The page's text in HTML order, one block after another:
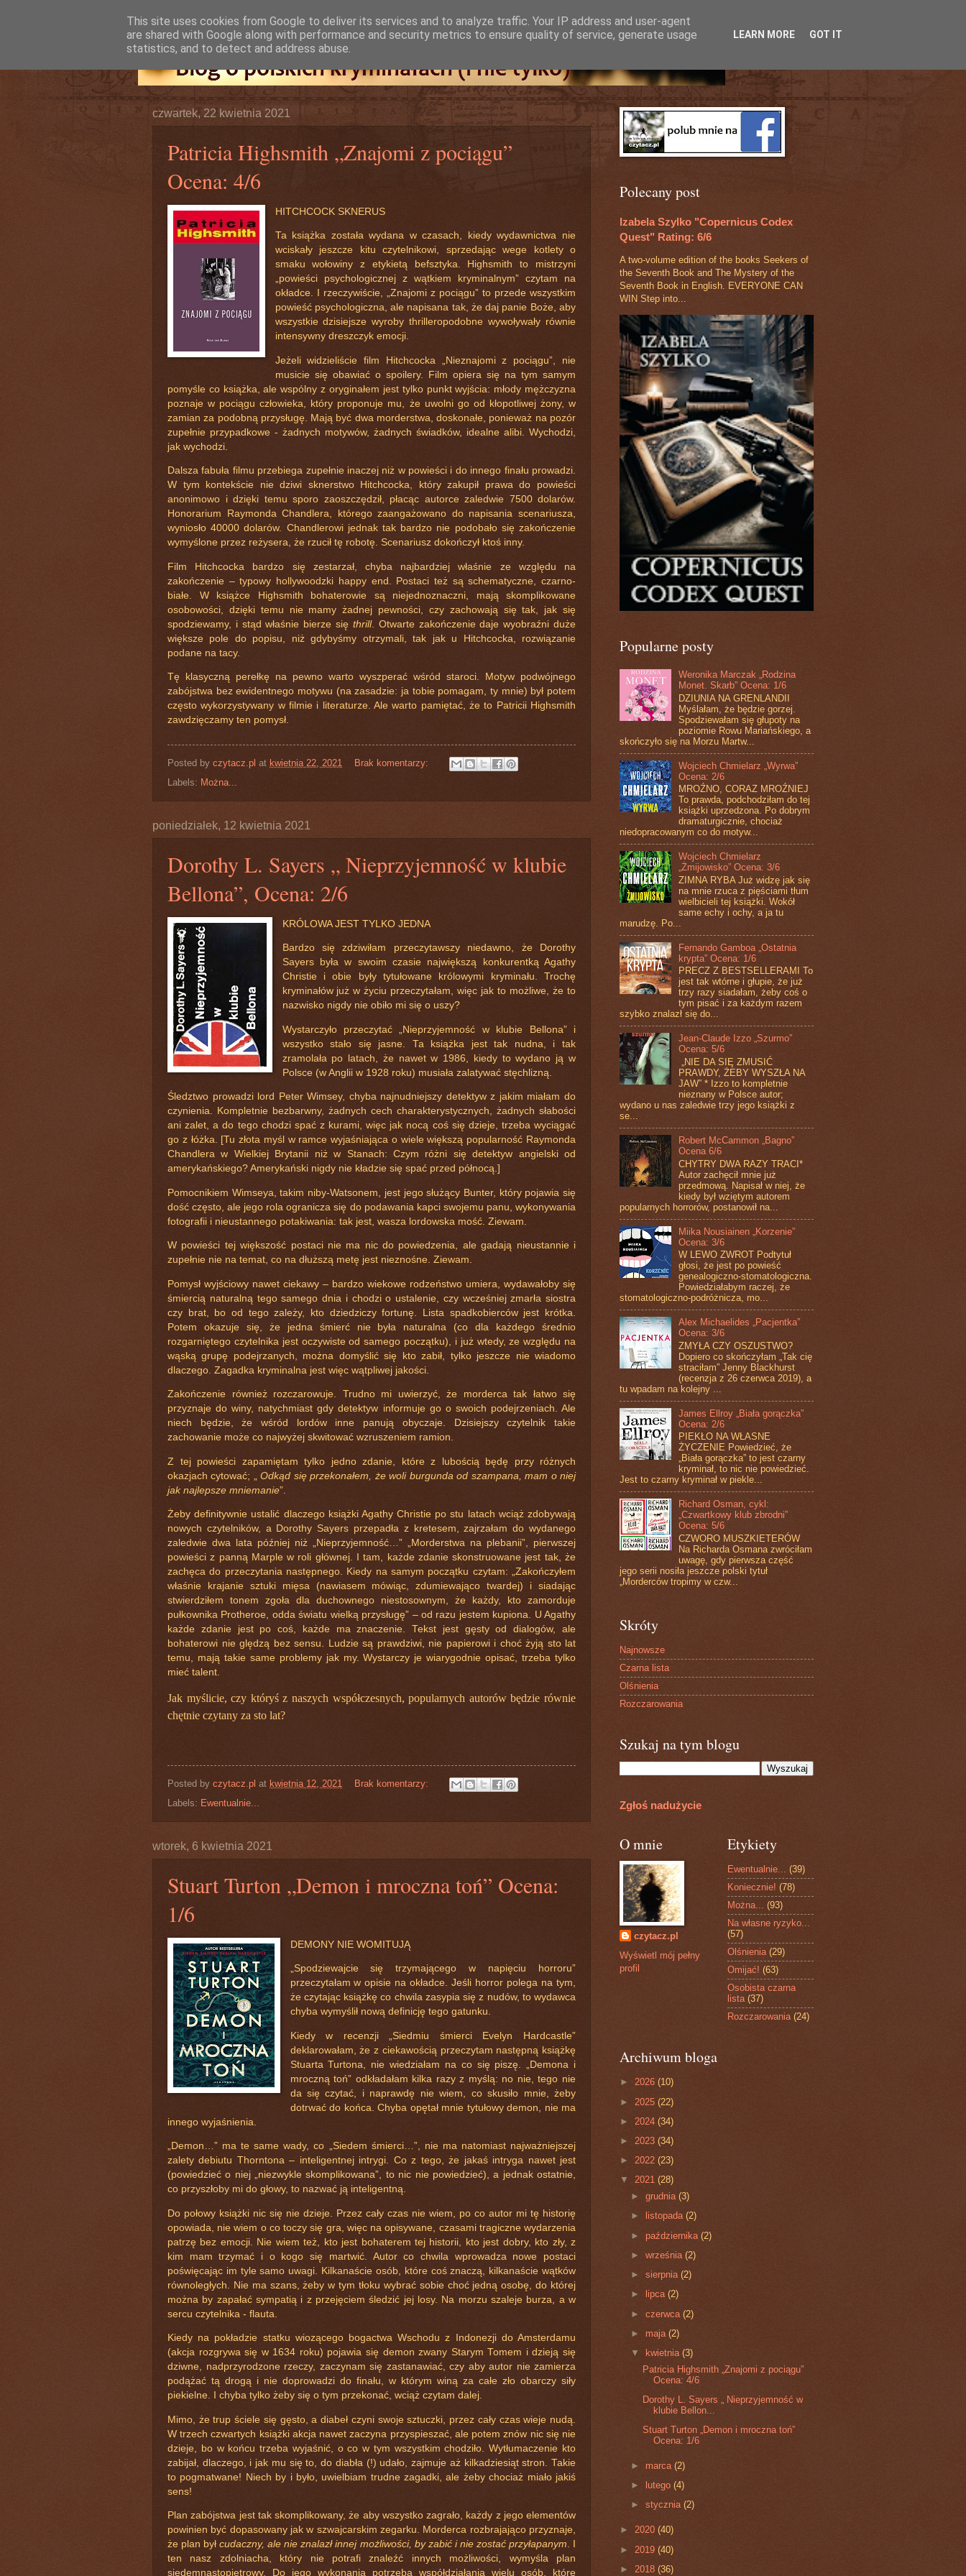
czwartek, 22 kwietnia 2021
Patricia Highsmith „Znajomi z pociągu”
Ocena: 4/6
HITCHCOCK SKNERUS
Ta książka została wydana w czasach, kiedy wydawnictwa nie
wciskały jeszcze kitu czytelnikowi, sprzedając wege kotlety o
smaku wołowiny z etykietą befsztyka. Highsmith to mistrzyni
„powieści psychologicznej z wątkiem kryminalnym” czytam na
okładce. I rzeczywiście, „Znajomi z pociągu” to przede wszystkim
powieść psychologiczna, ale napisana tak, że daj panie Boże, aby
wszystkie dzisiejsze wyroby thrilleropodobne wywoływały równie
intensywny dreszczyk emocji.
Jeżeli widzieliście film Hitchcocka „Nieznajomi z pociągu”, nie
musicie się obawiać o spoilery. Film opiera się na tym samym
pomyśle co książka, ale wspólny z oryginałem jest tylko punkt wyjścia: młody mężczyzna
poznaje w pociągu człowieka, który proponuje mu, że uwolni go od kłopotliwej żony, w
zamian za podobną przysługę. Mają być dwa morderstwa, doskonałe, ponieważ na pozór
zupełnie przypadkowe - żadnych motywów, żadnych świadków, idealne alibi. Wychodzi,
jak wychodzi.
Dalsza fabuła filmu przebiega zupełnie inaczej niż w powieści i do innego finału prowadzi.
W tym kontekście nie dziwi sknerstwo Hitchcocka, który zakupił prawa do powieści
anonimowo i dzięki temu sporo zaoszczędził, płacąc autorce zaledwie 7500 dolarów.
Honorarium Raymonda Chandlera, którego zaangażowano do napisania scenariusza,
wyniosło 40000 dolarów. Chandlerowi jednak tak bardzo nie podobało się zakończenie
wymyślone przez reżysera, że rzucił tę robotę. Scenariusz dokończył ktoś inny.
Film Hitchcocka bardzo się zestarzał, chyba najbardziej właśnie ze względu na
zakończenie – typowy hollywoodzki happy end. Postaci też są schematyczne, czarno-
białe. W książce Highsmith bohaterowie są niejednoznaczni, mają skomplikowane
osobowości, dzięki temu nie mamy żadnej pewności, czy zachowają się tak, jak się
spodziewamy, i stąd właśnie bierze się thrill. Otwarte zakończenie daje wyobraźni duże
większe pole do popisu, niż gdybyśmy otrzymali, tak jak u Hitchcocka, rozwiązanie
podane na tacy.
Tę klasyczną perełkę na pewno warto wyszperać wśród staroci. Motyw podwójnego
zabójstwa bez ewidentnego motywu (na zasadzie: ja tobie pomagam, ty mnie) był potem
często wykorzystywany w filmie i literaturze. Ale warto pamiętać, że to Patricii Highsmith
zawdzięczamy ten pomysł.
Posted by czytacz.pl at kwietnia 22, 2021
Brak komentarzy:
Labels: Można...
poniedziałek, 12 kwietnia 2021
Dorothy L. Sayers „ Nieprzyjemność w klubie
Bellona”, Ocena: 2/6
KRÓLOWA JEST TYLKO JEDNA
Bardzo się zdziwiłam przeczytawszy niedawno, że Dorothy
Sayers była w swoim czasie największą konkurentką Agathy
Christie i obie były tytułowane królowymi kryminału. Trochę
kryminałów już w życiu przeczytałam, więc jak to możliwe, że to
nazwisko nigdy nie obiło mi się o uszy?
Wystarczyło przeczytać „Nieprzyjemność w klubie Bellona” i
wszystko stało się jasne. Ta książka jest tak nudna, i tak
zramolała po latach, że nawet w 1986, kiedy to wydano ją w
Polsce (w Anglii w 1928 roku) musiała zalatywać stęchlizną.
Śledztwo prowadzi lord Peter Wimsey, chyba najnudniejszy detektyw z jakim miałam do
czynienia. Kompletnie bezbarwny, żadnych cech charakterystycznych, żadnych słabości
ani zalet, a do tego chodzi spać z kurami, więc jak nocą coś się dzieje, trzeba wyciągać
go z łóżka. [Tu złota myśl w ramce wyjaśniająca o wiele większą popularność Raymonda
Chandlera w Wielkiej Brytanii niż w Stanach: Czym różni się detektyw angielski od
amerykańskiego? Amerykański nigdy nie kładzie się spać przed północą.]
Pomocnikiem Wimseya, takim niby-Watsonem, jest jego służący Bunter, który pojawia się
dość często, ale jego rola ogranicza się do podawania kapci swojemu panu, wykonywania
fotografii i nieustannego potakiwania: tak jest, wasza lordowska mość. Ziewam.
W powieści tej większość postaci nie ma nic do powiedzenia, ale gadają nieustannie i
zupełnie nie na temat, co na dłuższą metę jest nieznośne. Ziewam.
Pomysł wyjściowy nawet ciekawy – bardzo wiekowe rodzeństwo umiera, wydawałoby się
śmiercią naturalną tego samego dnia i chodzi o ustalenie, czy wcześniej zmarła siostra
czy brat, bo od tego zależy, kto dziedziczy fortunę. Lista spadkobierców jest krótka.
Potem okazuje się, że jedna śmierć nie była naturalna (co dla każdego średnio
rozgarniętego czytelnika jest oczywiste od samego początku), i już wtedy, ze względu na
wąską grupę podejrzanych, można domyślić się kto zabił, tylko jeszcze nie wiadomo
dlaczego. Zagadka kryminalna jest więc wątpliwej jakości.
Zakończenie również rozczarowuje. Trudno mi uwierzyć, że morderca tak łatwo się
przyznaje do winy, natychmiast gdy detektyw informuje go o swoich podejrzeniach. Ale
niech będzie, że wśród lordów inne panują obyczaje. Dzisiejszy czytelnik takie
zachowanie może co najwyżej skwitować wzruszeniem ramion.
Z tej powieści zapamiętam tylko jedno zdanie, które z lubością będę przy różnych
okazjach cytować; „Odkąd się przekonałem, że woli burgunda od szampana, mam o niej
jak najlepsze mniemanie”.
Żeby definitywnie ustalić dlaczego książki Agathy Christie po stu latach wciąż zdobywają
nowych czytelników, a Dorothy Sayers przepadła z kretesem, zajrzałam do wydanego
zaledwie dwa lata później niż „Nieprzyjemność…” „Morderstwa na plebanii”, pierwszej
powieści z panną Marple w roli głównej. I tam, każde zdanie skonstruowane jest tak, że
zachęca do przeczytania następnego. Kiedy na samym początku czytam: „Zakończyłem
właśnie krajanie sztuki mięsa (nawiasem mówiąc, zdumiewająco twardej) i siadając
stwierdziłem tonem zgoła dla duchownego niestosownym, że każdy, kto zamorduje
pułkownika Protheroe, odda światu wielką przysługę” – od razu jestem kupiona. U Agathy
każde zdanie jest po coś, każde ma znaczenie. Tekst jest gęsty od dialogów, ale
bohaterowi nie ględzą bez sensu. Ludzie są prawdziwi, nie papierowi i choć żyją sto lat
temu, mają takie same problemy jak my. Wystarczy je wiarygodnie opisać, trzeba tylko
mieć talent.
Jak myślicie, czy któryś z naszych współczesnych, popularnych autorów będzie równie
chętnie czytany za sto lat?
Posted by czytacz.pl at kwietnia 12, 2021
Brak komentarzy:
Labels: Ewentualnie...
wtorek, 6 kwietnia 2021
Stuart Turton „Demon i mroczna toń” Ocena:
1/6
DEMONY NIE WOMITUJĄ
„Spodziewajcie się trzymającego w napięciu horroru”
przeczytałam w opisie na okładce. Jeśli horror polega na tym,
że czytając książkę co chwila zasypia się z nudów, to wydawca
chyba wymyślił nową definicję tego gatunku.
Kiedy w recenzji „Siedmiu śmierci Evelyn Hardcastle”
deklarowałam, że z ciekawością przeczytam następną książkę
Stuarta Turtona, nie wiedziałam na co się piszę. „Demona i
mroczną toń” odkładałam kilka razy z myślą: no nie, tego nie
da się czytać, i naprawdę nie wiem, co skusiło mnie, żeby
dotrwać do końca. Chyba opętał mnie tytułowy demon, nie ma
innego wyjaśnienia.
„Demon…” ma te same wady, co „Siedem śmierci…”, nie ma natomiast najważniejszej
zalety debiutu Thorntona – inteligentnej intrygi. Co z tego, że jakaś intryga nawet jest
(powiedzieć o niej „niezwykle skomplikowana”, to nic nie powiedzieć), a jednak ostatnie,
co przyszłoby mi do głowy, to nazwać ją inteligentną.
Do połowy książki nic się nie dzieje. Przez cały czas nie wiem, po co autor mi tę historię
opowiada, nie wiem o co toczy się gra, więc na opisywane, czasami tragiczne wydarzenia
patrzę bez emocji. Nie wiem też, kto jest bohaterem tej historii, kto jest dobry, kto zły, z
kim mam trzymać i o kogo się martwić. Autor co chwila wprowadza nowe postaci
poświęcając im tyle samo uwagi. Kilkanaście osób, które coś znaczą, kilkanaście wątków
równoległych. Nie ma szans, żeby w tym tłoku wybrać sobie choć jedną osobę, do której
można by zapałać sympatią i z przejęciem śledzić jej losy. Na morzu szaleje burza, a w
sercu czytelnika - flauta.
Kiedy na pokładzie statku wiozącego bogactwa Wschodu z Indonezji do Amsterdamu
(akcja rozgrywa się w 1634 roku) pojawia się demon zwany Starym Tomem i dzieją się
dziwne, nadprzyrodzone rzeczy, zaczynam się zastanawiać, czy aby autor nie zamierza
podążać tą drogą i nie doprowadzi do finału, w którym winą za całe zło obarczy siły
piekielne. I chyba tylko żeby się o tym przekonać, wciąż czytam dalej.
Mimo, że trup ściele się gęsto, a diabeł czyni swoje sztuczki, przez cały czas wieje nudą.
W trzech czwartych książki akcja nawet zaczyna przyspieszać, ale potem znów nic się nie
dzieje, bo w końcu trzeba wyjaśnić, o co w tym wszystkim chodziło. Wytłumaczenie kto
zabijał, dlaczego, i jak mu się to, do diabła (!) udało, zajmuje aż kilkadziesiąt stron. Takie
to pogmatwane! Niech by i było, uwielbiam trudne zagadki, ale żeby chociaż miało jakiś
sens!
Plan zabójstwa jest tak skomplikowany, że aby wszystko zagrało, każdy z jego elementów
powinien być dopasowany jak w szwajcarskim zegarku. Morderca rozbrajająco przyznaje,
że plan byłcudaczny, ale nie znalazł innej możliwości, by zabić i nie zostać przyłapanym. I
ten nasz zdolniacha, który nie potrafi znaleźć innych możliwości, wymyśla plan
siedemnastopiętrowy. Do jego wykonania potrzeba współdziałania wielu osób, które
Polecany post
Izabela Szylko "Copernicus Codex
Quest" Rating: 6/6
A two‑volume edition of the books Seekers of
the Seventh Book and The Mystery of the
Seventh Book in English. EVERYONE CAN
WIN Step into...
Popularne posty
Weronika Marczak „Rodzina
Monet. Skarb” Ocena: 1/6
DZIUNIA NA GRENLANDII
Myślałam, że będzie gorzej.
Spodziewałam się głupoty na
poziomie Rowu Mariańskiego, a
skończyło się na Morzu Martw...
Wojciech Chmielarz „Wyrwa”
Ocena: 2/6
MROŹNO, CORAZ MROŹNIEJ
To prawda, podchodziłam do tej
książki uprzedzona. Po dobrym
dramaturgicznie, chociaż
niedopracowanym co do motyw...
Wojciech Chmielarz
„Żmijowisko” Ocena: 3/6
ZIMNA RYBA Już widzę jak się
na mnie rzuca z pięściami tłum
wielbicieli tej książki. Wokół
same echy i ochy, a ja tu
marudzę. Po...
Fernando Gamboa „Ostatnia
krypta” Ocena: 1/6
PRECZ Z BESTSELLERAMI To
jest tak wtórne i głupie, że już
trzy razy siadałam, żeby coś o
tym pisać i za każdym razem
szybko znalazł się do...
Jean-Claude Izzo „Szurmo”
Ocena: 5/6
„NIE DA SIĘ ZMUSIĆ
PRAWDY, ŻEBY WYSZŁA NA
JAW” * Izzo to kompletnie
nieznany w Polsce autor;
wydano u nas zaledwie trzy jego książki z
se...
Robert McCammon „Bagno”
Ocena 6/6
CHYTRY DWA RAZY TRACI*
Autor zachęcił mnie już
przedmową. Napisał w niej, że
kiedy był wziętym autorem
popularnych horrorów, postanowił na...
Miika Nousiainen „Korzenie”
Ocena: 3/6
W LEWO ZWROT Podtytuł
głosi, że jest po powieść
genealogiczno-stomatologiczna.
Powiedziałabym raczej, że
stomatologiczno-podróżnicza, mo...
Alex Michaelides „Pacjentka”
Ocena: 3/6
ZMYŁA CZY OSZUSTWO?
Dopiero co skończyłam „Tak cię
straciłam” Jenny Blackhurst
(recenzja z 26 czerwca 2019), a
tu wpadam na kolejny ...
James Ellroy „Biała gorączka”
Ocena: 2/6
PIEKŁO NA WŁASNE
ŻYCZENIE Powiedzieć, że
„Biała gorączka” to jest czarny
kryminał, to nic nie powiedzieć.
Jest to czarny kryminał w piekle...
Richard Osman, cykl:
„Czwartkowy klub zbrodni”
Ocena: 5/6
CZWORO MUSZKIETERÓW
Na Richarda Osmana zwróciłam
uwagę, gdy pierwsza część
jego serii nosiła jeszcze polski tytuł
„Morderców tropimy w czw...
Skróty
Najnowsze
Czarna lista
Olśnienia
Rozczarowania
Szukaj na tym blogu
Zgłoś nadużycie
O mnie
czytacz.pl
Wyświetl mój pełny
profil
Etykiety
Ewentualnie... (39)
Koniecznie! (78)
Można... (93)
Na własne ryzyko...
(57)
Olśnienia (29)
Omijać! (63)
Osobista czarna
lista (37)
Rozczarowania (24)
Archiwum bloga
► 2026 (10)
► 2025 (22)
► 2024 (34)
► 2023 (34)
► 2022 (23)
▼ 2021 (28)
►grudnia(3)
►
listopada(2)
►października(2)
►września(2)
►sierpnia(2)
►
lipca(2)
►czerwca(2)
► maja(2)
▼
kwietnia(3)
Patricia Highsmith „Znajomi z pociągu”
Ocena: 4/6
Dorothy L. Sayers „ Nieprzyjemność w
klubie Bellon...
Stuart Turton „Demon i mroczna toń”
Ocena: 1/6
► marca(2)
►
lutego(4)
►stycznia(2)
► 2020 (40)
► 2019 (40)
► 2018 (36)
This site uses cookies from Google to deliver its services and to analyze traffic. Your IP address and user-agent
are shared with Google along with performance and security metrics to ensure quality of service, generate usage
statistics, and to detect and address abuse.
LEARN MORE GOT IT